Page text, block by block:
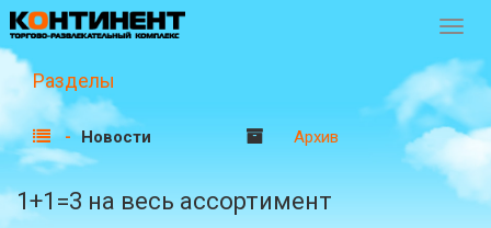
Разделы
Новости Архив
1+1=3 на весь ассортимент